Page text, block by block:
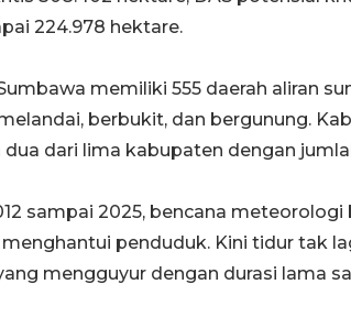
224.978 hektare.
memiliki 555 daerah aliran
berbukit, dan bergunung.
dua dari lima kabupaten dengan
sampai 2025, bencana
penduduk. Kini tidur tak
mengguyur dengan durasi lama